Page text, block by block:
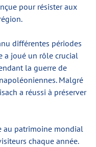
pour résister aux
différentes périodes
a joué un rôle crucial
la guerre de
Malgré
a réussi à préserver
au patrimoine mondial
chaque année.